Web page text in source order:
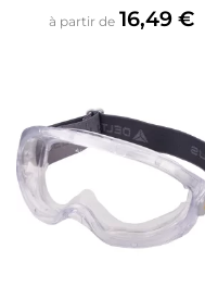
à partir de Prix
16,49 €